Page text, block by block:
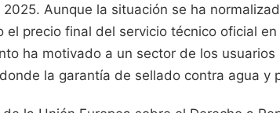
Aunque la situación se ha
el precio final del servicio técnico oficial en
ha motivado a un sector de los
la garantía de sellado contra agua y